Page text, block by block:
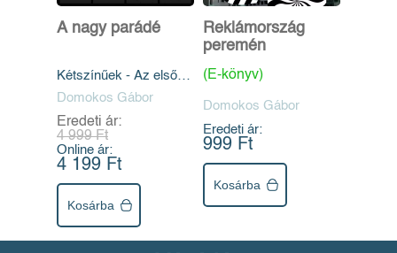
A nagy parádé
Kétszínűek - Az első
magyar
Domokos Gábor
Eredeti ár:
4 999 Ft
Online ár:
4 199 Ft
Kosárba
Reklámország
peremén
(E-könyv)
Domokos Gábor
Eredeti ár:
999 Ft
Kosárba